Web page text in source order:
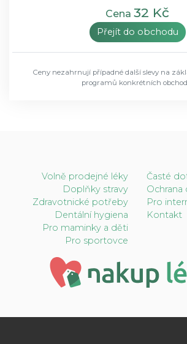
Cena 32 Kč
Přejít do obchodu
Ceny nezahrnují případné další slevy na
programů konkrétních
Volně prodejné léky
Doplňky stravy
Zdravotnické potřeby
Dentální hygiena
Pro maminky a děti
Pro sportovce
Časté
Ochrana
Pro
Kontakt